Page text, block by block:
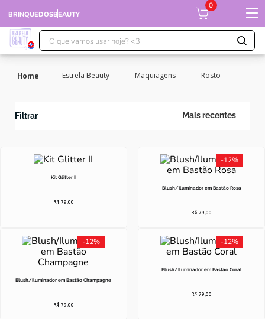
BRINQUEDOSBEAUTY
0
O que vamos usar hoje? <3
Estrela Beauty Maquiagens Rosto
Filtrar Mais recentes
Kit Glitter II
R$ 79 00
-12%
Blush/Iluminador em Bastão Rosa
R$ 79 ,00
-12%
Blush/Iluminador em Bastão Champagne
R$ 79 00
-12%
Blush/Iluminador em Bastão Coral
R$ 79 ,00
1º
falcon
banco imobiliário
meu bebê
susi
boneca